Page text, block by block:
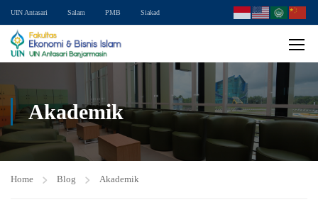
UIN Antasari Salam PMB Siakad
Akademik
Home Blog Akademik